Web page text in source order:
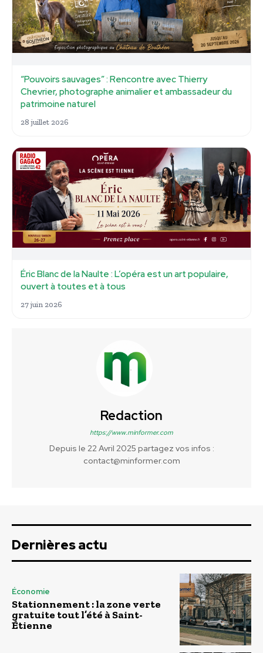
“Pouvoirs sauvages” : Rencontre avec Thierry
Chevrier, photographe animalier et ambassadeur du
patrimoine naturel
28 juillet 2026
Éric Blanc de la Naulte : L’opéra est un art populaire,
ouvert à toutes et à tous
27 juin 2026
Redaction
https://www.minformer.com
Depuis le 22 Avril 2025 partagez vos infos :
contact@minformer.com
Dernières actu
Économie
Stationnement : la zone verte
gratuite tout l’été à Saint-
Étienne